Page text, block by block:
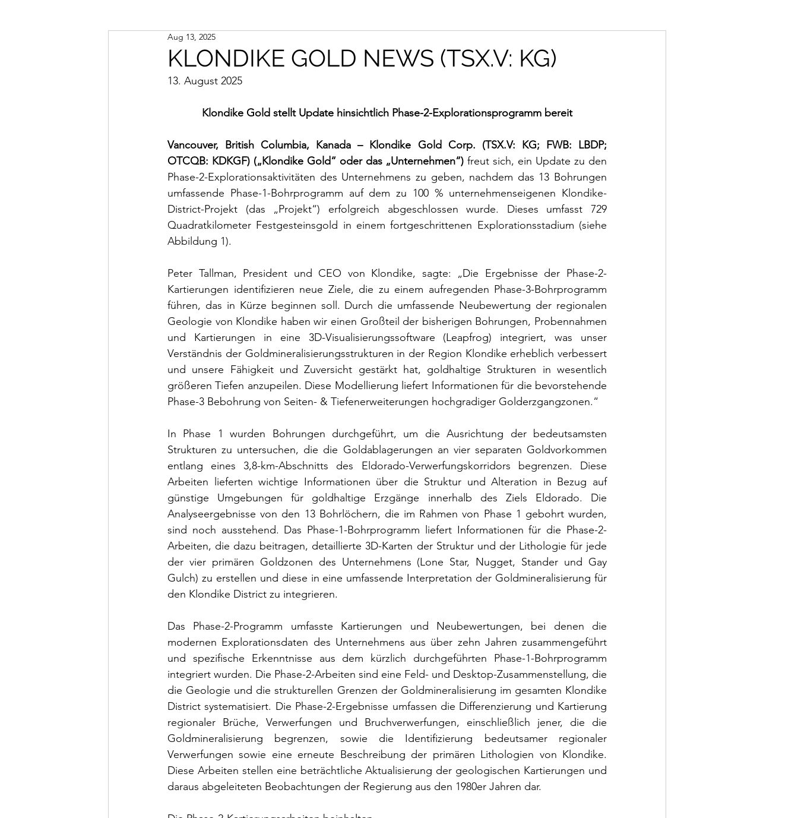
KLONDIKE GOLD NEWS (TSX.V: KG)
Aug 13, 2025
13. August 2025
Klondike Gold stellt Update hinsichtlich Phase-2-Explorationsprogramm bereit
Vancouver, British Columbia, Kanada – Klondike Gold Corp. (TSX.V: KG; FWB: LBDP;
OTCQB: KDKGF) („Klondike Gold“ oder das „Unternehmen“) freut sich, ein Update zu den
Phase-2-Explorationsaktivitäten des Unternehmens zu geben, nachdem das 13 Bohrungen
umfassende Phase-1-Bohrprogramm auf dem zu 100 % unternehmenseigenen Klondike-
District-Projekt (das „Projekt“) erfolgreich abgeschlossen wurde. Dieses umfasst 729
Quadratkilometer Festgesteinsgold in einem fortgeschrittenen Explorationsstadium (siehe
Abbildung 1).
Peter Tallman, President und CEO von Klondike, sagte: „Die Ergebnisse der Phase-2-
Kartierungen identifizieren neue Ziele, die zu einem aufregenden Phase-3-Bohrprogramm
führen, das in Kürze beginnen soll. Durch die umfassende Neubewertung der regionalen
Geologie von Klondike haben wir einen Großteil der bisherigen Bohrungen, Probennahmen
und Kartierungen in eine 3D-Visualisierungssoftware (Leapfrog) integriert, was unser
Verständnis der Goldmineralisierungsstrukturen in der Region Klondike erheblich verbessert
und unsere Fähigkeit und Zuversicht gestärkt hat, goldhaltige Strukturen in wesentlich
größeren Tiefen anzupeilen. Diese Modellierung liefert Informationen für die bevorstehende
Phase-3 Bebohrung von Seiten- & Tiefenerweiterungen hochgradiger Golderzgangzonen.“
In Phase 1 wurden Bohrungen durchgeführt, um die Ausrichtung der bedeutsamsten
Strukturen zu untersuchen, die die Goldablagerungen an vier separaten Goldvorkommen
entlang eines 3,8-km-Abschnitts des Eldorado-Verwerfungskorridors begrenzen. Diese
Arbeiten lieferten wichtige Informationen über die Struktur und Alteration in Bezug auf
günstige Umgebungen für goldhaltige Erzgänge innerhalb des Ziels Eldorado. Die
Analyseergebnisse von den 13 Bohrlöchern, die im Rahmen von Phase 1 gebohrt wurden,
sind noch ausstehend. Das Phase-1-Bohrprogramm liefert Informationen für die Phase-2-
Arbeiten, die dazu beitragen, detaillierte 3D-Karten der Struktur und der Lithologie für jede
der vier primären Goldzonen des Unternehmens (Lone Star, Nugget, Stander und Gay
Gulch) zu erstellen und diese in eine umfassende Interpretation der Goldmineralisierung für
den Klondike District zu integrieren.
Das Phase-2-Programm umfasste Kartierungen und Neubewertungen, bei denen die
modernen Explorationsdaten des Unternehmens aus über zehn Jahren zusammengeführt
und spezifische Erkenntnisse aus dem kürzlich durchgeführten Phase-1-Bohrprogramm
integriert wurden. Die Phase-2-Arbeiten sind eine Feld- und Desktop-Zusammenstellung, die
die Geologie und die strukturellen Grenzen der Goldmineralisierung im gesamten Klondike
District systematisiert. Die Phase-2-Ergebnisse umfassen die Differenzierung und Kartierung
regionaler Brüche, Verwerfungen und Bruchverwerfungen, einschließlich jener, die die
Goldmineralisierung begrenzen, sowie die Identifizierung bedeutsamer regionaler
Verwerfungen sowie eine erneute Beschreibung der primären Lithologien von Klondike.
Diese Arbeiten stellen eine beträchtliche Aktualisierung der geologischen Kartierungen und
daraus abgeleiteten Beobachtungen der Regierung aus den 1980er Jahren dar.